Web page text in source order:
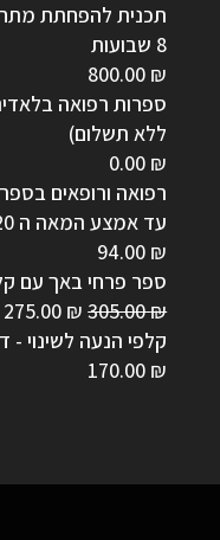
תכנית להפחתת
8 שבועות
800.00 ₪
ספרות רפואה
ללא תשלום)
0.00 ₪
רפואה ורופאים
עד אמצע המאה ה 20
94.00 ₪
ספר פרחי באך עם
305.00₪
המחיר
המקורי
275.00 ₪
קלפי הנעה לשינוי
170.00 ₪